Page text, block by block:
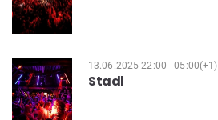
13.06.2025 22:00 - 05:00(+1)
Stadl